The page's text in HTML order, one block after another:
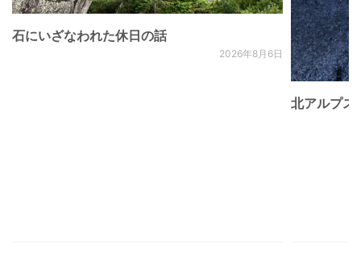
石にいざなわれた休日の話
2026年8月6日
北アルプ